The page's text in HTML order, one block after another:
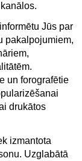
Jūs par
pakalpojumiem,
un forografētie
drukātos
izmantota
Uzglabātā